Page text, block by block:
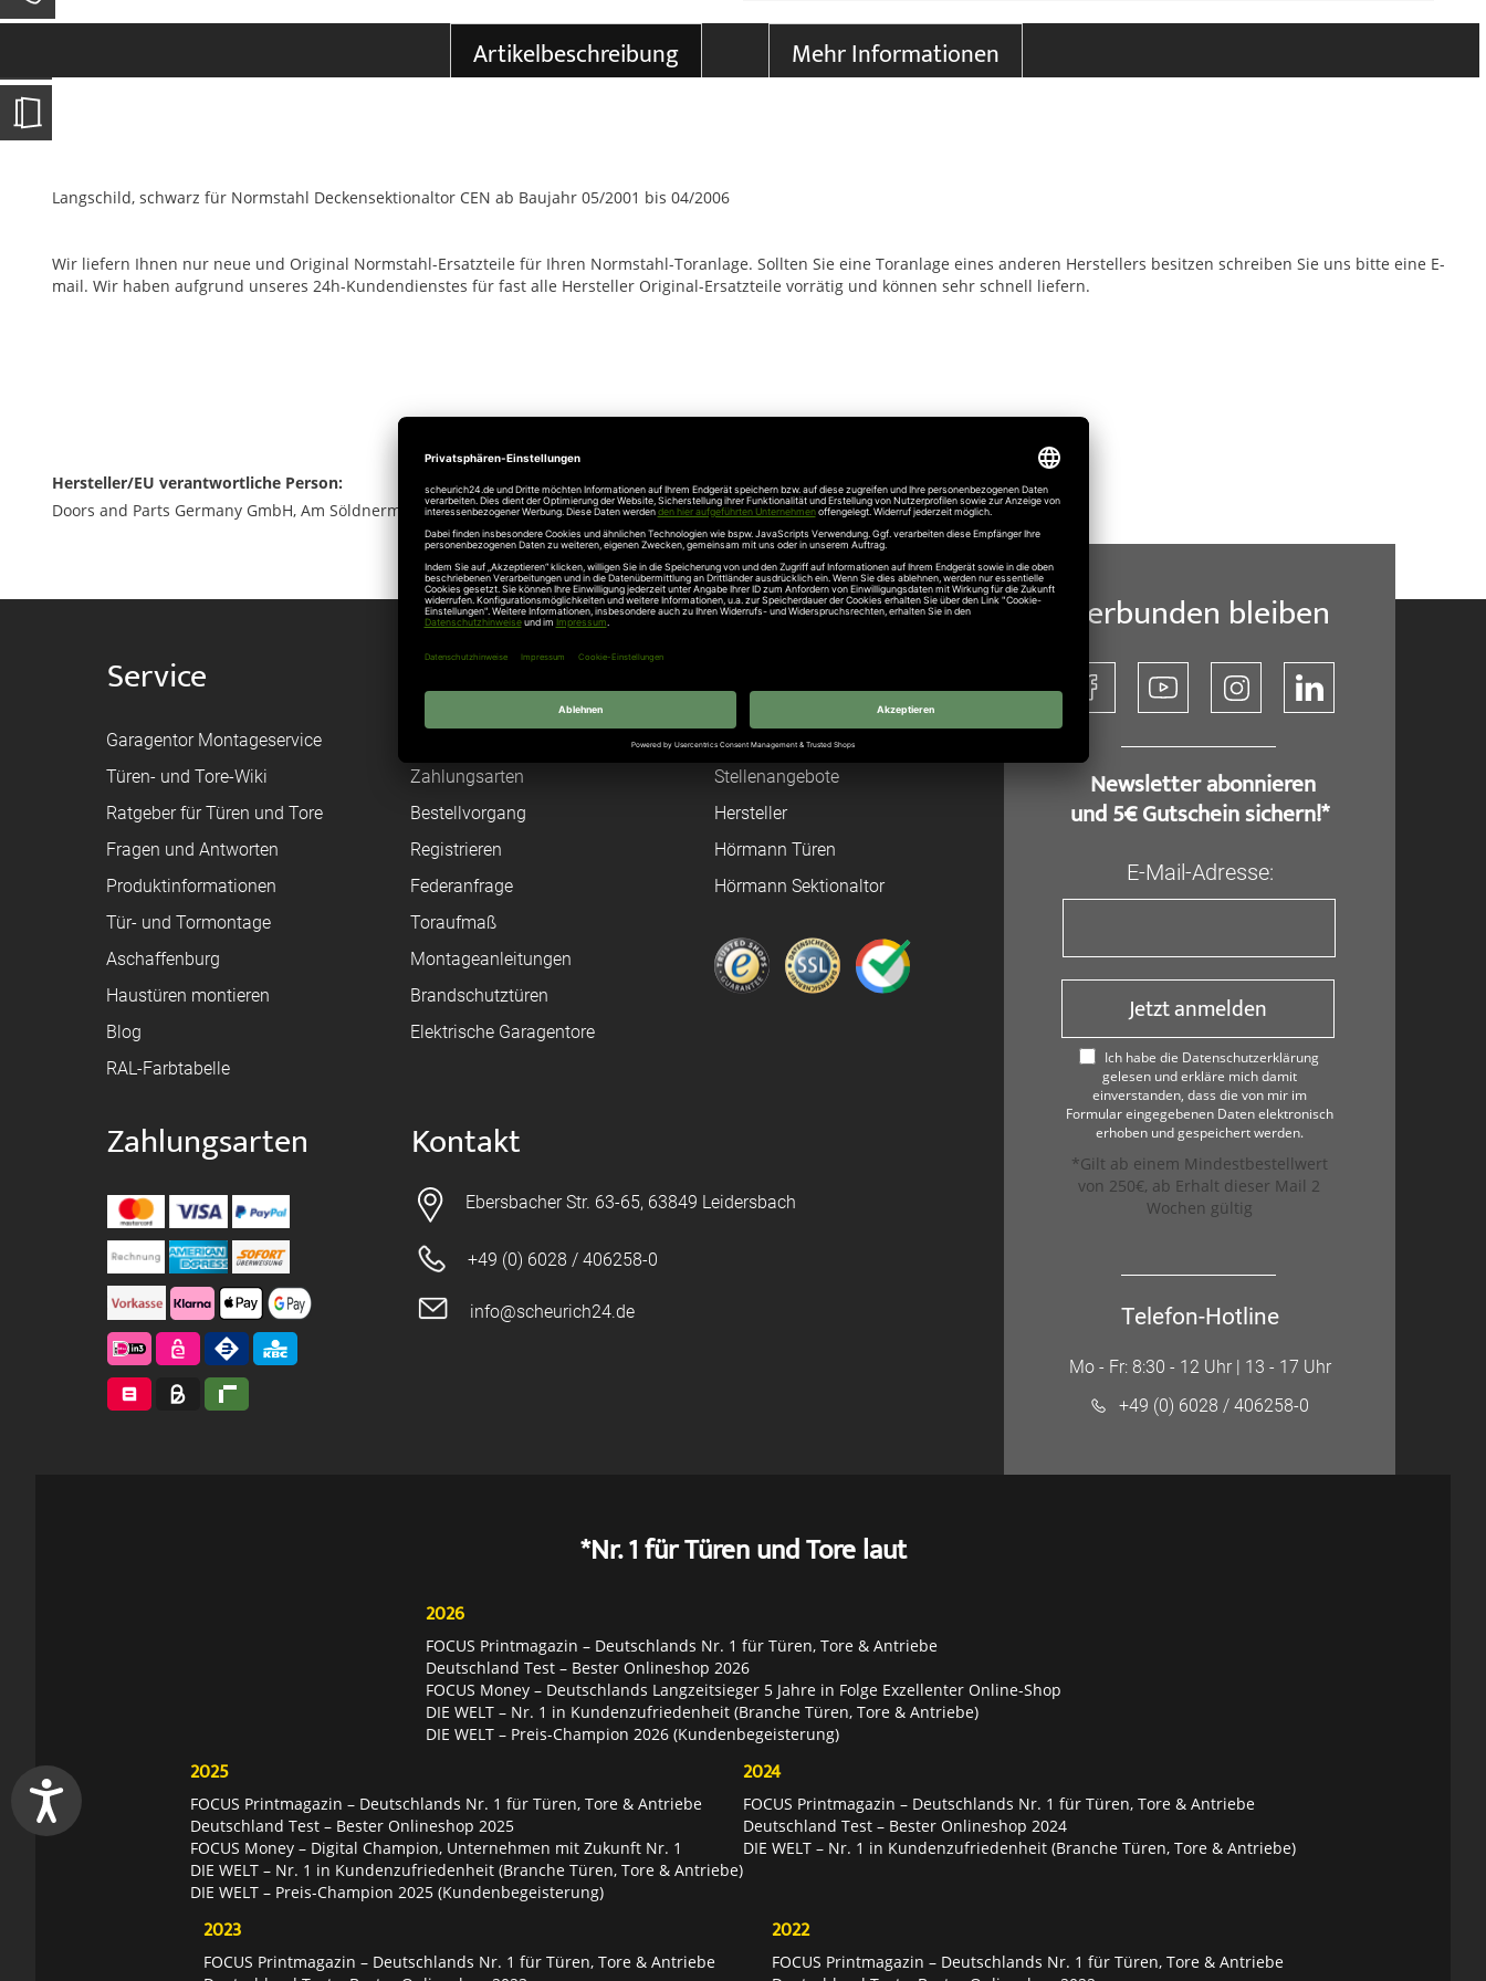
Bildgalerie
Artikelbeschreibung Mehr Informationen
Langschild, schwarz für Normstahl Deckensektionaltor CEN ab Baujahr 05/2001 bis 04/2006
Wir liefern Ihnen nur neue und Original Normstahl-Ersatzteile für Ihren Normstahl-Toranlage. Sollten Sie eine Toranlage eines anderen Herstellers besitzen schreiben Sie uns bitte eine E-
mail. Wir haben aufgrund unseres 24h-Kundendienstes für fast alle Hersteller Original-Ersatzteile vorrätig und können sehr schnell liefern.
Angaben zur Produktsicherheit
Hersteller/EU verantwortliche Person:
Doors and Parts Germany GmbH, Am Söldnermoos 17, 85399 Hallbergmoos, Telefon +49 811 998650 , info@normstahl.com
Service
Garagentor Montageservice
Türen- und Tore-Wiki
Ratgeber für Türen und Tore
Fragen und Antworten
Produktinformationen
Tür- und Tormontage
Aschaffenburg
Haustüren montieren
Blog
RAL-Farbtabelle
Shop
Zahlungsarten
Bestellvorgang
Registrieren
Federanfrage
Toraufmaß
Montageanleitungen
Brandschutztüren
Elektrische Garagentore
Unternehmen
Über uns
Stellenangebote
Hersteller
Hörmann Türen
Hörmann Sektionaltor
Zahlungsarten Kontakt
Ebersbacher Str. 63-65, 63849 Leidersbach
+49 (0) 6028 / 406258-0
info@scheurich24.de
Verbunden bleiben
​ Newsletter abonnieren
und 5€ Gutschein sichern!*
E-Mail-Adresse:
Jetzt anmelden
Ich habe die Datenschutzerklärung
gelesen und erkläre mich damit
einverstanden, dass die von mir im
Formular eingegebenen Daten elektronisch
erhoben und gespeichert werden.
*Gilt ab einem Mindestbestellwert
von 250€, ab Erhalt dieser Mail 2
Wochen gültig
Telefon-Hotline
Mo - Fr: 8:30 - 12 Uhr | 13 - 17 Uhr
+49 (0) 6028 / 406258-0
*Nr. 1 für Türen und Tore laut
2026
FOCUS Printmagazin – Deutschlands Nr. 1 für Türen, Tore & Antriebe
Deutschland Test – Bester Onlineshop 2026
FOCUS Money – Deutschlands Langzeitsieger 5 Jahre in Folge Exzellenter Online-Shop
DIE WELT – Nr. 1 in Kundenzufriedenheit (Branche Türen, Tore & Antriebe)
DIE WELT – Preis-Champion 2026 (Kundenbegeisterung)
2025
FOCUS Printmagazin – Deutschlands Nr. 1 für Türen, Tore & Antriebe
Deutschland Test – Bester Onlineshop 2025
FOCUS Money – Digital Champion, Unternehmen mit Zukunft Nr. 1
DIE WELT – Nr. 1 in Kundenzufriedenheit (Branche Türen, Tore & Antriebe)
DIE WELT – Preis-Champion 2025 (Kundenbegeisterung)
2024
FOCUS Printmagazin – Deutschlands Nr. 1 für Türen, Tore & Antriebe
Deutschland Test – Bester Onlineshop 2024
DIE WELT – Nr. 1 in Kundenzufriedenheit (Branche Türen, Tore & Antriebe)
2023
FOCUS Printmagazin – Deutschlands Nr. 1 für Türen, Tore & Antriebe
2022
FOCUS Printmagazin – Deutschlands Nr. 1 für Türen, Tore & Antriebe